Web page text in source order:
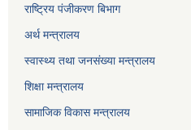
राष्ट्रिय पंजीकरण बिभाग
अर्थ मन्त्रालय
स्वास्थ्य तथा जनसंख्या मन्त्रालय
शिक्षा मन्त्रालय
सामाजिक विकास मन्त्रालय